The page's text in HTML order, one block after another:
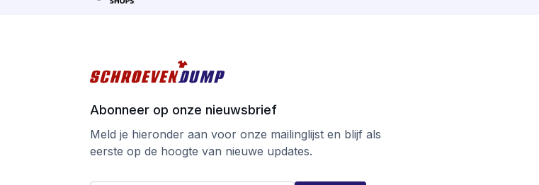
Abonneer op onze nieuwsbrief
Meld je hieronder aan voor onze mailinglijst en blijf als
eerste op de hoogte van nieuwe updates.